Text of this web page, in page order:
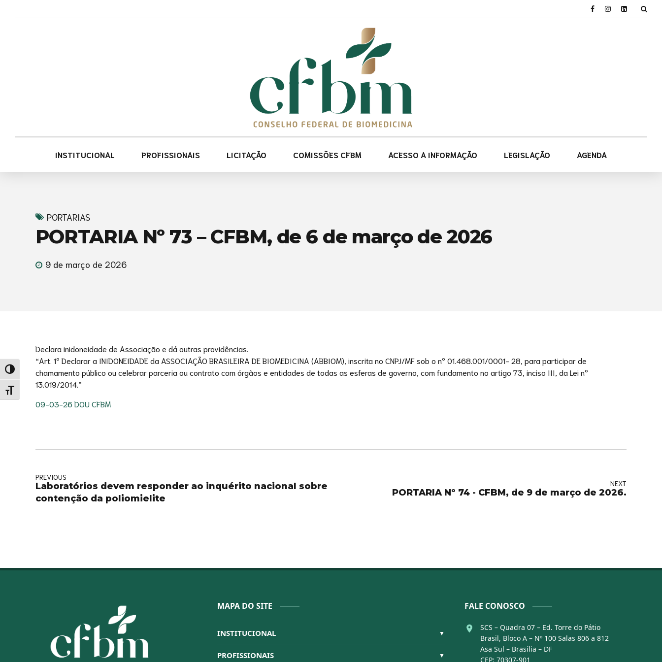
Alternar alto contraste
Alternar tamanho da fonte
INSTITUCIONAL PROFISSIONAIS LICITAÇÃO COMISSÕES CFBM ACESSO A INFORMAÇÃO LEGISLAÇÃO AGENDA
PORTARIAS
PORTARIA Nº 73 – CFBM, de 6 de março de 2026
9 de março de 2026
Declara inidoneidade de Associação e dá outras providências.
“Art. 1º Declarar a INIDONEIDADE da ASSOCIAÇÃO BRASILEIRA DE BIOMEDICINA (ABBIOM), inscrita no CNPJ/MF sob o nº 01.468.001/0001- 28, para participar de
chamamento público ou celebrar parceria ou contrato com órgãos e entidades de todas as esferas de governo, com fundamento no artigo 73, inciso III, da Lei nº
13.019/2014.”
09-03-26 DOU CFBM
PREVIOUS
Laboratórios devem responder ao inquérito nacional sobre
contenção da poliomielite
NEXT
PORTARIA Nº 74 - CFBM, de 9 de março de 2026.
MAPA DO SITE
INSTITUCIONAL ▼
Sistema CFBM
PROFISSIONAIS ▼
FALE CONOSCO
SCS – Quadra 07 – Ed. Torre do Pátio
Brasil, Bloco A – Nº 100 Salas 806 a 812
Asa Sul – Brasília – DF
CEP: 70307-901